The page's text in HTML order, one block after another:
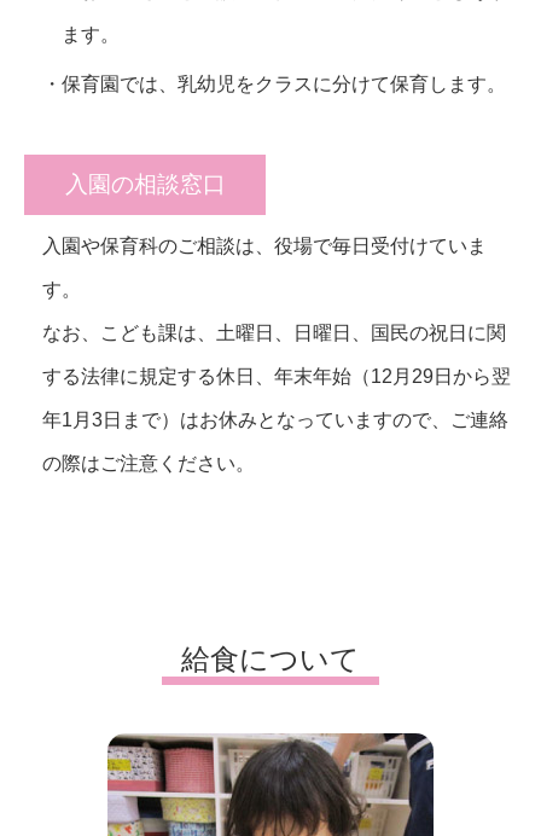
ます。
保育園では、乳幼児をクラスに分けて保育します。
入園の相談窓口
入園や保育科のご相談は、役場で毎日受付けていま
す。
なお、こども課は、土曜日、日曜日、国民の祝日に関
する法律に規定する休日、年末年始（12月29日から翌
年1月3日まで）はお休みとなっていますので、ご連絡
の際はご注意ください。
給食について